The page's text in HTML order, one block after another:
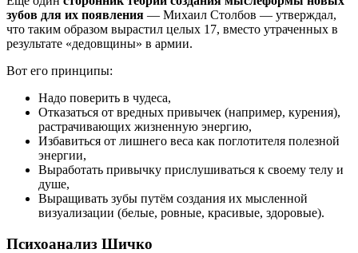
зубов для их появления — Михаил Столбов — утверждал,
что таким образом вырастил целых 17, вместо утраченных в
результате «дедовщины» в армии.
Вот его принципы:
Надо поверить в чудеса,
Отказаться от вредных привычек (например, курения),
растрачивающих жизненную энергию,
Избавиться от лишнего веса как поглотителя полезной
энергии,
Выработать привычку прислушиваться к своему телу и
душе,
Выращивать зубы путём создания их мысленной
визуализации (белые, ровные, красивые, здоровые).
Психоанализ Шичко